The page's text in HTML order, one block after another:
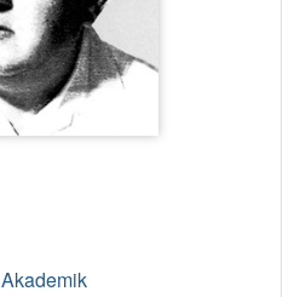
Akademik